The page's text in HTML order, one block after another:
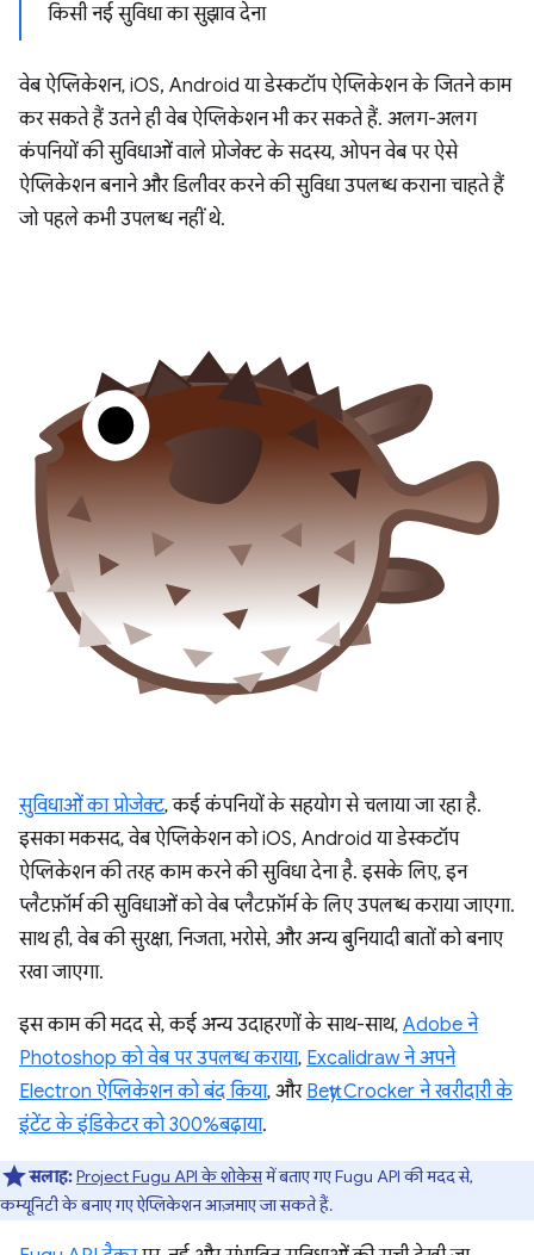
किसी नई सुविधा का सुझाव देना
वेब ऐप्लिकेशन, iOS, Android या डेस्कटॉप ऐप्लिकेशन के जितने काम
कर सकते हैं उतने ही वेब ऐप्लिकेशन भी कर सकते हैं. अलग-अलग
कंपनियों की सुविधाओं वाले प्रोजेक्ट के सदस्य, ओपन वेब पर ऐसे
ऐप्लिकेशन बनाने और डिलीवर करने की सुविधा उपलब्ध कराना चाहते हैं
जो पहले कभी उपलब्ध नहीं थे.
सुविधाओं का प्रोजेक्ट, कई कंपनियों के सहयोग से चलाया जा रहा है.
इसका मकसद, वेब ऐप्लिकेशन को iOS, Android या डेस्कटॉप
ऐप्लिकेशन की तरह काम करने की सुविधा देना है. इसके लिए, इन
प्लैटफ़ॉर्म की सुविधाओं को वेब प्लैटफ़ॉर्म के लिए उपलब्ध कराया जाएगा.
साथ ही, वेब की सुरक्षा, निजता, भरोसे, और अन्य बुनियादी बातों को बनाए
रखा जाएगा.
इस काम की मदद से, कई अन्य उदाहरणों के साथ-साथ, Adobe ने
Photoshop को वेब पर उपलब्ध कराया, Excalidraw ने अपने
Electron ऐप्लिकेशन को बंद किया, और Betty Crocker ने खरीदारी के
इंटेंट के इंडिकेटर को 300%बढ़ाया.
सलाह:Project Fugu API के शोकेसमें बताए गए Fugu API की मदद से,
कम्यूनिटी के बनाए गए ऐप्लिकेशन आज़माए जा सकते हैं.